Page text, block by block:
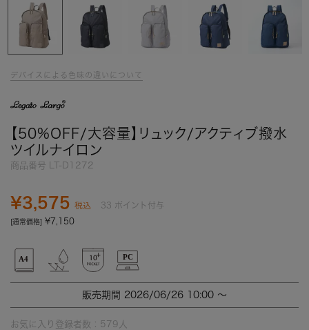
デバイスによる色味の違いについて
【50%OFF/大容量】リュック/アクティブ撥水
ツイルナイロン
商品番号 LT-D1272
[通常価格] ¥7,150
¥3,575 税込 33 ポイント付与
販売期間 2026/06/26 10:00 〜
お気に入り登録者数： 579 人